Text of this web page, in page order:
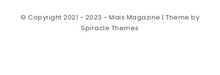
© Copyright 2021 - 2023 - Mais Magazine | Theme by
Spiracle Themes